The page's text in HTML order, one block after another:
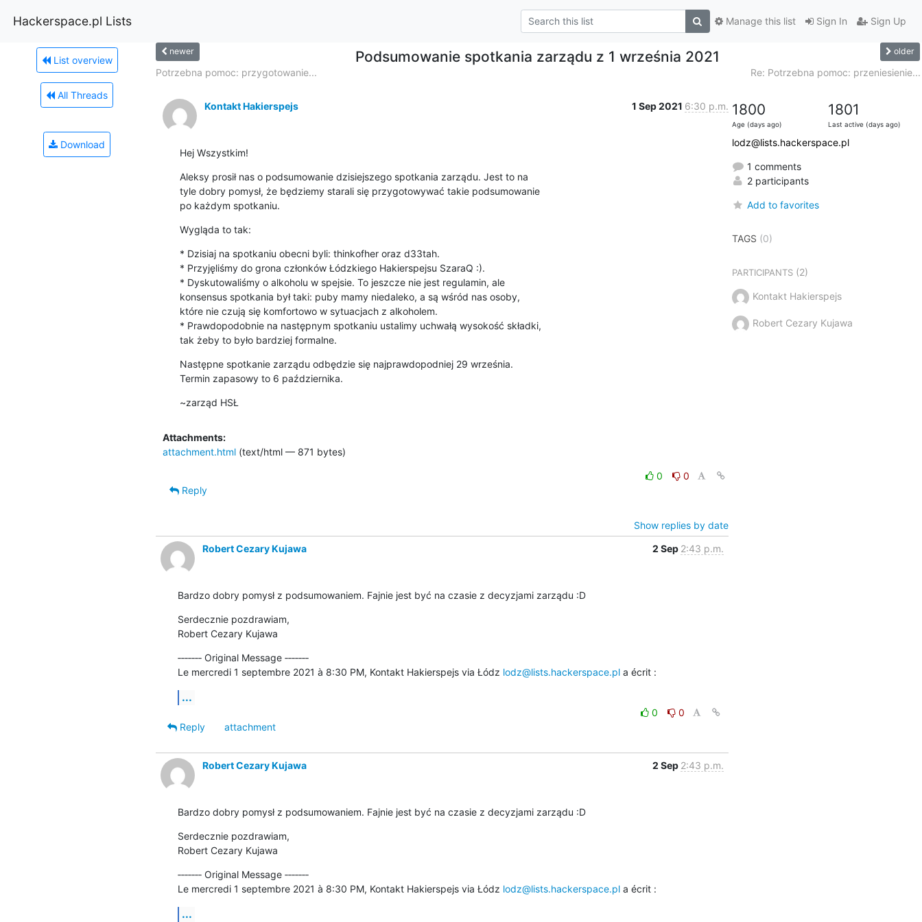
Hackerspace.pl Lists Sign In Sign Up
Manage this list
List overview
All Threads
Download
newer Podsumowanie spotkania zarządu z 1 września 2021 older
Potrzebna pomoc: przygotowanie... Re: Potrzebna pomoc: przeniesienie...
Kontakt Hakierspejs 1 Sep 2021 6:30 p.m.
Hej Wszystkim!
Aleksy prosił nas o podsumowanie dzisiejszego spotkania zarządu. Jest to na
tyle dobry pomysł, że będziemy starali się przygotowywać takie podsumowanie
po każdym spotkaniu.
Wygląda to tak:
* Dzisiaj na spotkaniu obecni byli: thinkofher oraz d33tah.
* Przyjęliśmy do grona członków Łódzkiego Hakierspejsu SzaraQ :).
* Dyskutowaliśmy o alkoholu w spejsie. To jeszcze nie jest regulamin, ale
konsensus spotkania był taki: puby mamy niedaleko, a są wśród nas osoby,
które nie czują się komfortowo w sytuacjach z alkoholem.
* Prawdopodobnie na następnym spotkaniu ustalimy uchwałą wysokość składki,
tak żeby to było bardziej formalne.
Następne spotkanie zarządu odbędzie się najprawdopodniej 29 września.
Termin zapasowy to 6 października.
~zarząd HSŁ
Attachments:
attachment.html(text/html — 871 bytes)
0
0
Reply
Show replies by date
Robert Cezary Kujawa
2 Sep 2:43 p.m.
Bardzo dobry pomysł z podsumowaniem. Fajnie jest być na czasie z decyzjami zarządu :D
Serdecznie pozdrawiam,
Robert Cezary Kujawa
‐‐‐‐‐‐‐ Original Message ‐‐‐‐‐‐‐
Le mercredi 1 septembre 2021 à 8:30 PM, Kontakt Hakierspejs via Łódz lodz@lists.hackerspace.pl a écrit :
...
0
0
Reply
attachment
Robert Cezary Kujawa 2 Sep 2:43 p.m.
Bardzo dobry pomysł z podsumowaniem. Fajnie jest być na czasie z decyzjami zarządu :D
Serdecznie pozdrawiam,
Robert Cezary Kujawa
‐‐‐‐‐‐‐ Original Message ‐‐‐‐‐‐‐
Le mercredi 1 septembre 2021 à 8:30 PM, Kontakt Hakierspejs via Łódz lodz@lists.hackerspace.pl a écrit :
...
1800
Age (days ago)
1801
Last active (days ago)
lodz@lists.hackerspace.pl
1 comments
2 participants
Add to favorites
TAGS (0)
PARTICIPANTS(2)
Kontakt Hakierspejs
Robert Cezary Kujawa